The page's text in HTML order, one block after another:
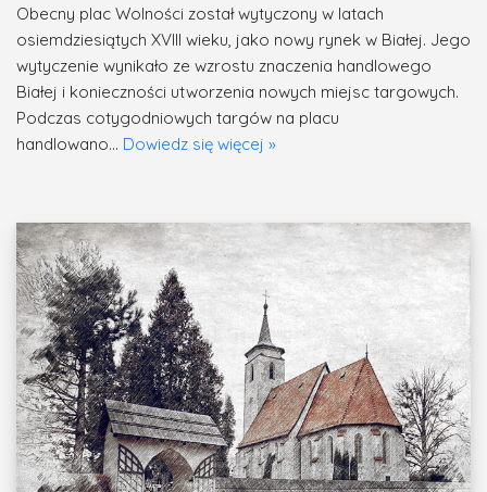
Obecny plac Wolności został wytyczony w latach
osiemdziesiątych XVIII wieku, jako nowy rynek w Białej. Jego
wytyczenie wynikało ze wzrostu znaczenia handlowego
Białej i konieczności utworzenia nowych miejsc targowych.
Podczas cotygodniowych targów na placu
handlowano… Dowiedz się więcej »